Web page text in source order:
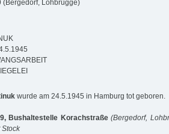
(Bergedorf, Lohbrügge)
wurde am 24.5.1945 in Hamburg tot geboren.
Bushaltestelle Korachstraße (Bergedorf,